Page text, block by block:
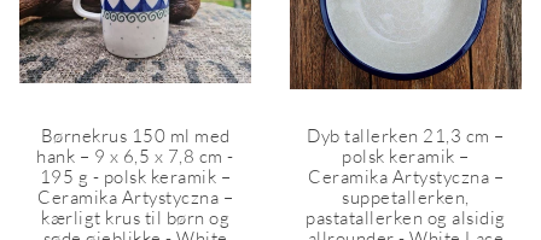
Børnekrus 150 ml med
hank – 9 x 6,5 x 7,8 cm -
195 g - polsk keramik –
Ceramika Artystyczna –
kærligt krus til børn og
Dyb tallerken 21,3 cm –
polsk keramik –
Ceramika Artystyczna –
suppetallerken,
pastatallerken og alsidig